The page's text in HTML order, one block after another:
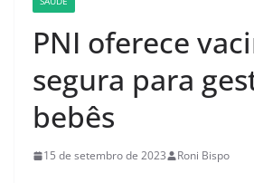
PNI oferece
segura para
bebês
15 de setembro de 2023 Roni Bispo